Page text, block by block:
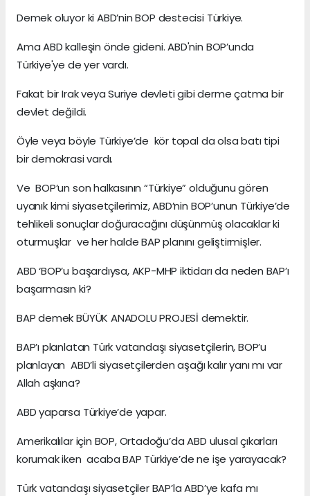
Demek oluyor ki ABD’nin BOP destecisi Türkiye.
Ama ABD kalleşin önde gideni. ABD'nin BOP’unda
Türkiye'ye de yer vardı.
Fakat bir Irak veya Suriye devleti gibi derme çatma bir
devlet değildi.
Öyle veya böyle Türkiye’de kör topal da olsa batı tipi
bir demokrasi vardı.
Ve BOP’un son halkasının “Türkiye” olduğunu gören
uyanık kimi siyasetçilerimiz, ABD’nin BOP’unun Türkiye’de
tehlikeli sonuçlar doğuracağını düşünmüş olacaklar ki
oturmuşlar ve her halde BAP planını geliştirmişler.
ABD ‘BOP’u başardıysa, AKP-MHP iktidarı da neden BAP’ı
başarmasın ki?
BAP demek BÜYÜK ANADOLU PROJESİ demektir.
BAP’ı planlatan Türk vatandaşı siyasetçilerin, BOP’u
planlayan ABD’li siyasetçilerden aşağı kalır yanı mı var
Allah aşkına?
ABD yaparsa Türkiye’de yapar.
Amerikalılar için BOP, Ortadoğu’da ABD ulusal çıkarları
korumak iken acaba BAP Türkiye’de ne işe yarayacak?
Türk vatandaşı siyasetçiler BAP’la ABD’ye kafa mı